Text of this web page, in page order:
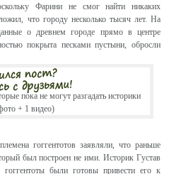
Фарини не смог найти никаких
что городу несколько тысяч лет. На
о древнем городе прямо в центре
покрыта песками пустыни, обросли
гоггентотов заявляли, что раньше
был построен не ими. Историк Густав
были готовы привести его к